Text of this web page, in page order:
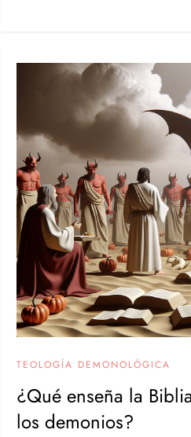
TEOLOGÍA DEMONOLÓGICA
¿Qué enseña la
los demonios?